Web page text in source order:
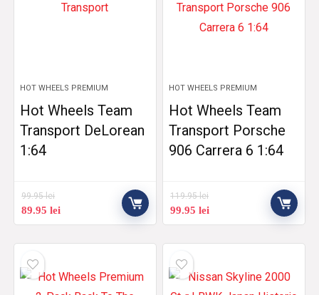
HOT WHEELS PREMIUM
Hot Wheels Team
Transport DeLorean
1:64
99.95lei
89.95lei
HOT WHEELS PREMIUM
Hot Wheels Team
Transport Porsche
906 Carrera 6 1:64
119.95lei
99.95lei